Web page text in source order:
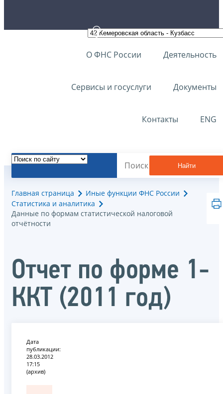
О ФНС России Деятельность
Сервисы и госуслуги Документы
Контакты ENG
Найти
Главная страница
Иные функции ФНС России
Статистика и аналитика
Данные по формам статистической налоговой
отчётности
Отчет по форме 1-
ККТ (2011 год)
Дата
публикации:
28.03.2012
17:15
(архив)